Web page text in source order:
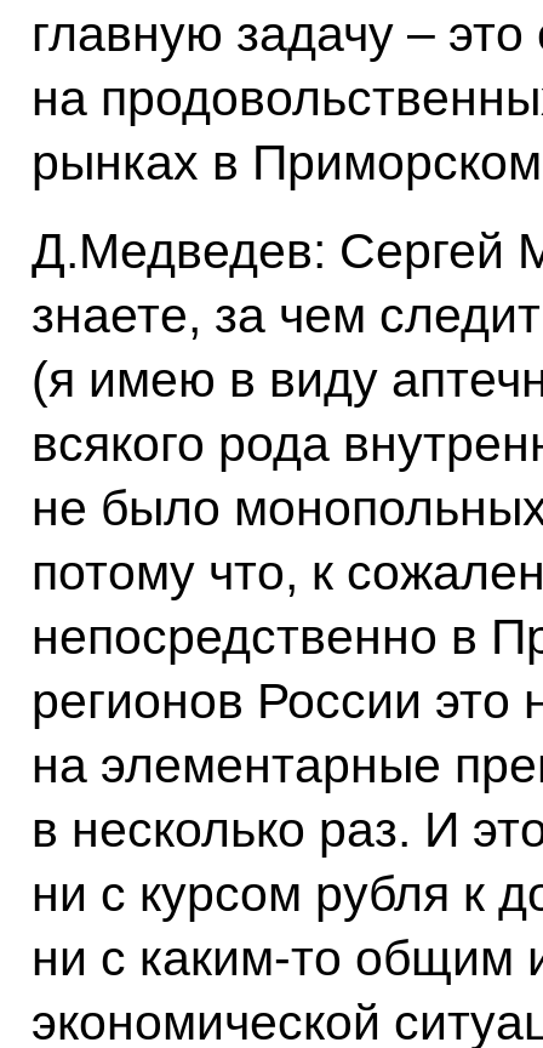
главную задачу –
на
рынках в
Д.Медведев: Сергей
знаете, за чем
(я имею в виду
всякого рода
не было
потому что, к
непосредственно в
регионов России это
на элементарные
в несколько раз. И
ни с курсом рубля к
ни с каким‑то общим
экономической